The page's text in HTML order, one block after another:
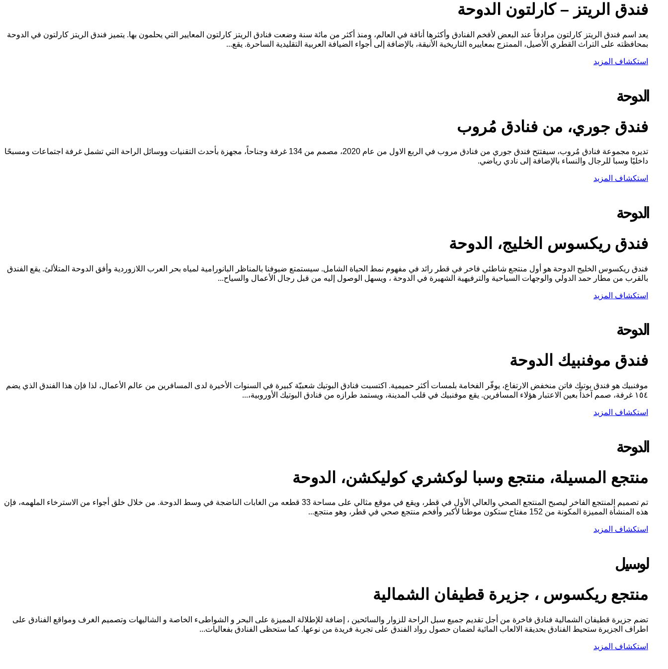
فندق الريتز – كارلتون الدوحة
يعد اسم فندق الريتز كارلتون مرادفاً عند البعض لأفخم الفنادق وأكثرها أناقة في العالم، ومنذ أكثر من مائة سنة وضعت فنادق الريتز كارلتون المعايير التي يحلمون بها. يتميز فندق الريتز كارلتون في الدوحة
بمحافظته على التراث القطري الأصيل، الممتزج بمعاييره التاريخية الأنيقة، بالإضافة إلى أجواء الضيافة العربية التقليدية الساحرة. يقع...
استكشاف المزيد
الدوحة
فندق جوري، من فنادق مُروب
تديره مجموعة فنادق مُروب، سيفتتح فندق جوري من فنادق مروب في الربع الاول من عام 2020، مصمم من 134 غرفة وجناحاً، مجهزة بأحدث التقنيات ووسائل الراحة التي تشمل غرفة اجتماعات ومسبحًا
داخليًا وسبا للرجال والنساء بالإضافة إلى نادي رياضي.
استكشاف المزيد
الدوحة
فندق ريكسوس الخليج، الدوحة
فندق ريكسوس الخليج الدوحة هو أول منتجع شاطئي فاخر في قطر رائد في مفهوم نمط الحياة الشامل. سيستمتع ضيوفنا بالمناظر البانورامية لمياه بحر العرب اللازوردية وأفق الدوحة المتلألئ. يقع الفندق
بالقرب من مطار حمد الدولي والوجهات السياحية والترفيهية الشهيرة في الدوحة ، ويسهل الوصول إليه من قبل رجال الأعمال والسياح...
استكشاف المزيد
الدوحة
فندق موفنبيك الدوحة
موفنبيك هو فندق بوتيك فاتن منخفض الارتفاع، يوفّر الفخامة بلمسات أكثر حميمية. اكتسبت فنادق البوتيك شعبيّة كبيرة في السنوات الأخيرة لدى المسافرين من عالم الأعمال، لذا فإن هذا الفندق الذي يضم
١٥٤ غرفة، صمم آخذاً بعين الاعتبار هؤلاء المسافرين. يقع موفنبيك في قلب المدينة، ويستمد طرازه من فنادق البوتيك الأوروبية،...
استكشاف المزيد
الدوحة
منتجع المسيلة، منتجع وسبا لوكشري كوليكشن، الدوحة
تم تصميم المنتجع الفاخر ليصبح المنتجع الصحي والعالي الأول في قطر، ويقع في موقع مثالي على مساحة 33 قطعه من الغابات الناضجة في وسط الدوحة. من خلال خلق أجواء من الاسترخاء الملهمه، فإن
هذه المنشأة المميزة المكونة من 152 مفتاح ستكون موطنا لأكبر وأفخم منتجع صحي في قطر، وهو منتجع...
استكشاف المزيد
لوسيل
منتجع ريكسوس ، جزيرة قطيفان الشمالية
تضم جزيرة قطيفان الشمالية فنادق فاخرة من أجل تقديم جميع سبل الراحة للزوار والسائحين ، إضافة للإطلالة المميزة على البحر و الشواطىء الخاصة و الشاليهات وتصميم الغرف ومواقع الفنادق على
اطراف الجزيرة ستحيط الفنادق بحديقة الالعاب المائية لضمان حصول رواد الفندق على تجربة فريدة من نوعها. كما ستحظى الفنادق بفعاليات...
استكشاف المزيد